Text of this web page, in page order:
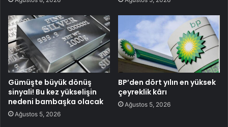
Gümüşte büyük dönüş
sinyali! Bu kez yükselişin
nedeni bambaşka olacak
Ağustos 5, 2026
BP’den dört yılın en yüksek
çeyreklik kârı
Ağustos 5, 2026